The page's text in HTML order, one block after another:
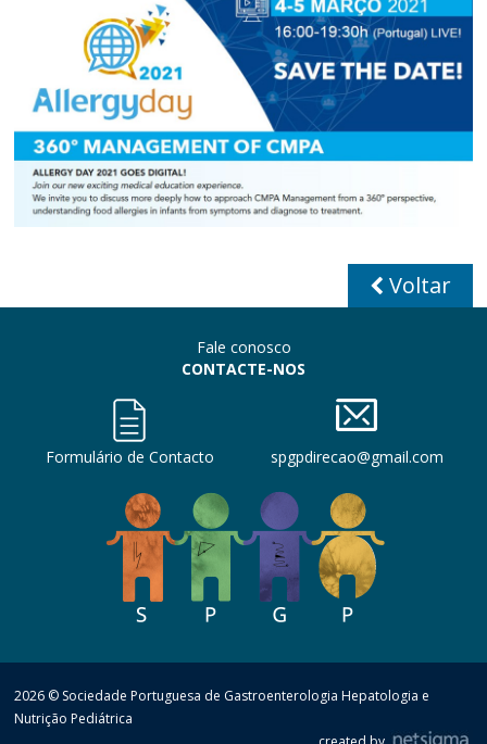
Voltar
Fale conosco
CONTACTE-NOS
Formulário de Contacto spgpdirecao@gmail.com
2026 © Sociedade Portuguesa de Gastroenterologia Hepatologia e
Nutrição Pediátrica